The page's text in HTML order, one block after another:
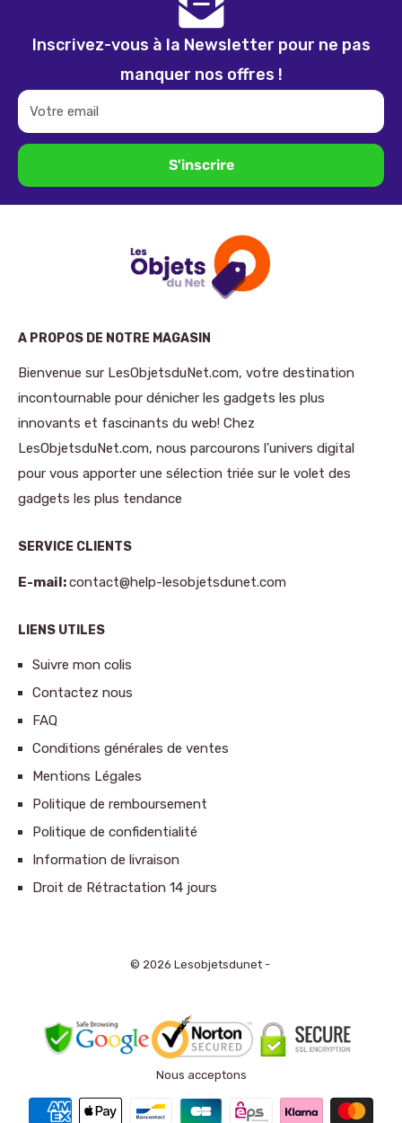
Inscrivez-vous à la Newsletter pour ne pas
manquer nos offres !
Votre email
S'inscrire
A PROPOS DE NOTRE MAGASIN
Bienvenue sur LesObjetsduNet.com, votre destination
incontournable pour dénicher les gadgets les plus
innovants et fascinants du web! Chez
LesObjetsduNet.com, nous parcourons l'univers digital
pour vous apporter une sélection triée sur le volet des
gadgets les plus tendance
SERVICE CLIENTS
E-mail:contact@help-lesobjetsdunet.com
LIENS UTILES
Suivre mon colis
Contactez nous
FAQ
Conditions générales de ventes
Mentions Légales
Politique de remboursement
Politique de confidentialité
Information de livraison
Droit de Rétractation 14 jours
© 2026 Lesobjetsdunet -
Nous acceptons